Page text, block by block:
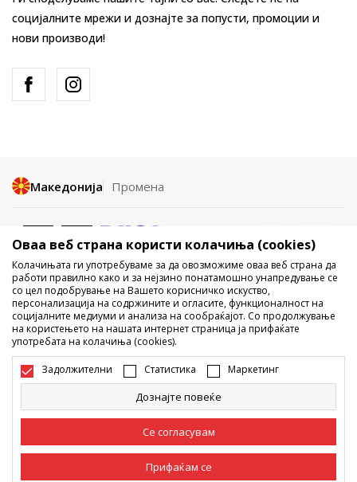
социјалните мрежи и дознајте за попусти, промоции и
нови производи!
Македонија Промена
Не е дозволено превземање или користење на содржината од
интернет страните на Sport Vision, делумно или целосно a се
однесува на логоа, трговски марки, комерцијални содржини, ниту
истите да се отстапуваат на трети лица, јавно да се објавуваат или да
се користат за било какви цели, без писмена согласност од БДС.МК
ДООЕЛ.
Настојуваме да бидеме што попрецизни во описот на производот,
фотографијата и самата цена, но не можеме да гарантираме дака
сите информации се комплетни и без грешка. Сите прикажани
дека мораат да се достапни во секој момент. Достапноста на
производите може да ја проверите и на телефонскиот број 02 3055
222.
Оваа веб страна користи колачиња (cookies)
Колачињата ги употребуваме за да овозможиме оваа веб страна да
работи правилно како и за нејзино понатамошно унапредување се
со цел подобрување на Вашето корисничко искуство,
персонализација на содржините и огласите, функционалност на
социјалните медиуми и анализа на сообраќајот. Со продолжување
на користењето на нашата интернет страница ја прифаќате
употребата на колачиња (cookies).
Задолжителни Статистика Маркетинг
Дознајте повеќе
Се согласувам
Прифаќам се